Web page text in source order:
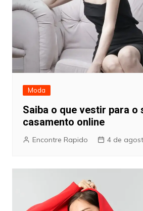
Moda
Saiba o que vestir para o
casamento online
Encontre Rapido 4 de